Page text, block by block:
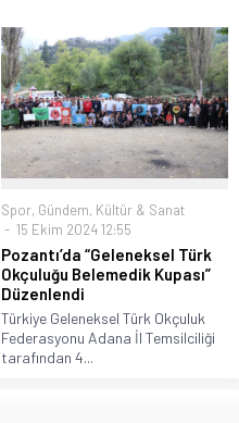
Spor, Gündem, Kültür & Sanat
15 Ekim 2024 12:55
Pozantı’da “Geleneksel Türk
Okçuluğu Belemedik Kupası”
Düzenlendi
Türkiye Geleneksel Türk Okçuluk
Federasyonu Adana İl Temsilciliği
tarafından 4...